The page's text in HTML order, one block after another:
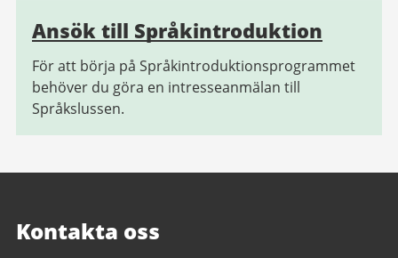
Relaterad
information
Ansök till Språkintroduktion
För att börja på Språkintroduktionsprogrammet
behöver du göra en intresseanmälan till
Språkslussen.
Kontakta oss